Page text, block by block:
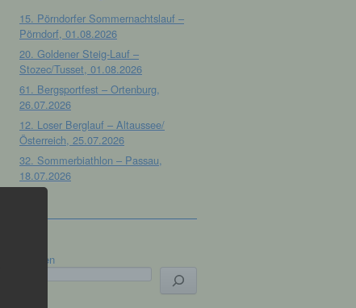
15. Pörndorfer Sommernachtslauf –
Pörndorf, 01.08.2026
20. Goldener Steig-Lauf –
Stozec/Tusset, 01.08.2026
61. Bergsportfest – Ortenburg,
26.07.2026
12. Loser Berglauf – Altaussee/
Österreich, 25.07.2026
32. Sommerbiathlon – Passau,
18.07.2026
Suchen